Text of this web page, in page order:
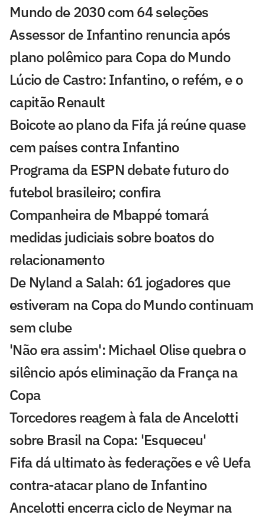
Mundo de 2030 com 64 seleções
Assessor de Infantino renuncia após
plano polêmico para Copa do Mundo
Lúcio de Castro: Infantino, o refém, e o
capitão Renault
Boicote ao plano da Fifa já reúne quase
cem países contra Infantino
Programa da ESPN debate futuro do
futebol brasileiro; confira
Companheira de Mbappé tomará
medidas judiciais sobre boatos do
relacionamento
De Nyland a Salah: 61 jogadores que
estiveram na Copa do Mundo continuam
sem clube
'Não era assim': Michael Olise quebra o
silêncio após eliminação da França na
Copa
Torcedores reagem à fala de Ancelotti
sobre Brasil na Copa: 'Esqueceu'
Fifa dá ultimato às federações e vê Uefa
contra-atacar plano de Infantino
Ancelotti encerra ciclo de Neymar na